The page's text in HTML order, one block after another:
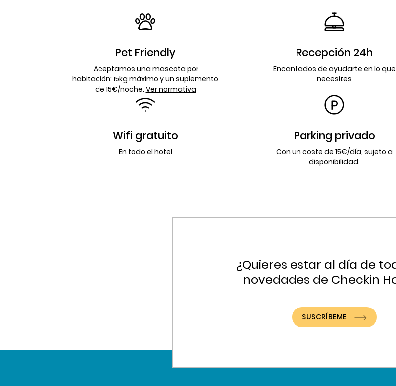
Pet Friendly
Aceptamos una mascota por
habitación: 15kg máximo y un suplemento
de 15€/noche. Ver normativa
Recepción 24h
Encantados de ayudarte en lo que
necesites
Wifi gratuito
En todo el hotel
Parking privado
Con un coste de 15€/día, sujeto a
disponibilidad.
¿Quieres estar al día de
novedades de Checkin
SUSCRÍBEME